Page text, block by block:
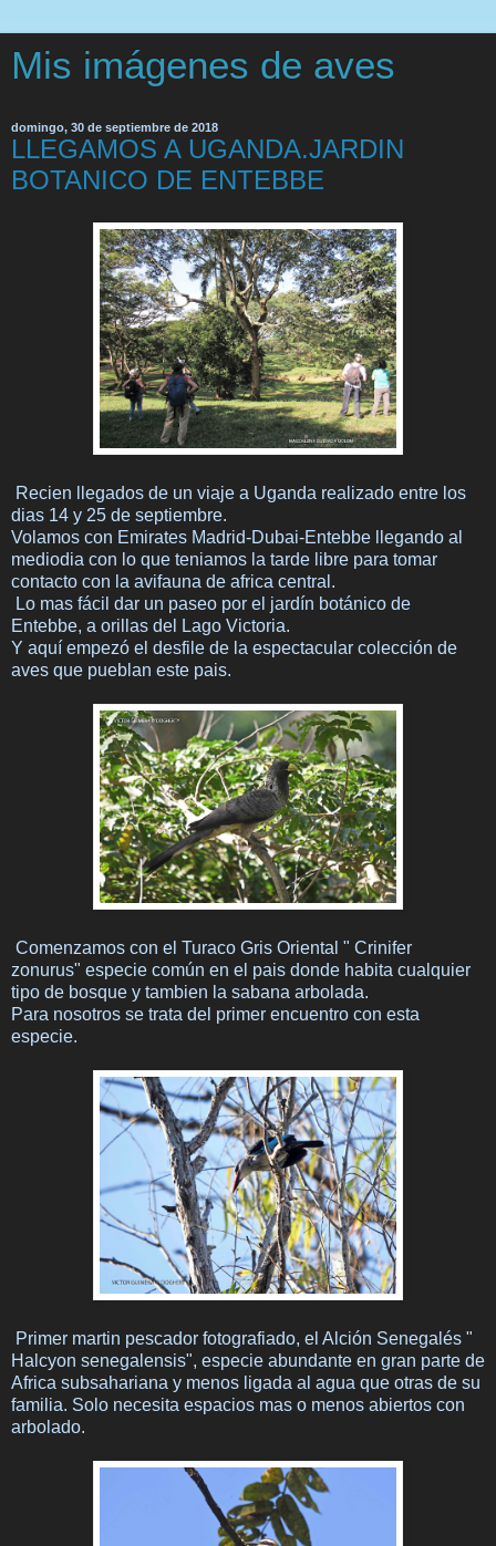
Mis imágenes de aves
domingo, 30 de septiembre de 2018
LLEGAMOS A UGANDA.JARDIN
BOTANICO DE ENTEBBE
Recien llegados de un viaje a Uganda realizado entre los
dias 14 y 25 de septiembre.
Volamos con Emirates Madrid-Dubai-Entebbe llegando al
mediodia con lo que teniamos la tarde libre para tomar
contacto con la avifauna de africa central.
Lo mas fácil dar un paseo por el jardín botánico de
Entebbe, a orillas del Lago Victoria.
Y aquí empezó el desfile de la espectacular colección de
aves que pueblan este pais.
Comenzamos con el Turaco Gris Oriental " Crinifer
zonurus" especie común en el pais donde habita cualquier
tipo de bosque y tambien la sabana arbolada.
Para nosotros se trata del primer encuentro con esta
especie.
Primer martin pescador fotografiado, el Alción Senegalés "
Halcyon senegalensis", especie abundante en gran parte de
Africa subsahariana y menos ligada al agua que otras de su
familia. Solo necesita espacios mas o menos abiertos con
arbolado.